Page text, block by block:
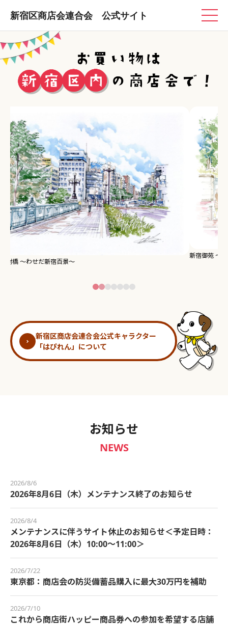
新宿区商店会連合会 公式サイト
新宿区商店会連合会公式キャラクター
「はぴれん」について
お知らせ
NEWS
2026/8/6
2026年8月6日（木）メンテナンス終了のお知らせ
2026/8/4
メンテナンスに伴うサイト休止のお知らせ＜予定日時：
2026年8月6日（木）10:00～11:00＞
2026/7/22
東京都：商店会の防災備蓄品購入に最大30万円を補助
2026/7/10
これから商店街ハッピー商品券への参加を希望する店舗